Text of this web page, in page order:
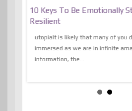
10 Keys To Be Emotionally
Resilient
utopiaIt is likely that many of you
immersed as we are in infinite
information, the...